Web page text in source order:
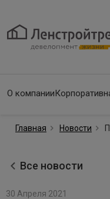
О компании
Главная Новости
Все новости
30 Апреля 2021